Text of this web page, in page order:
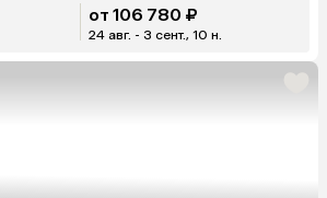
от 106 780 ₽
24 авг. - 3 сент., 10 н.